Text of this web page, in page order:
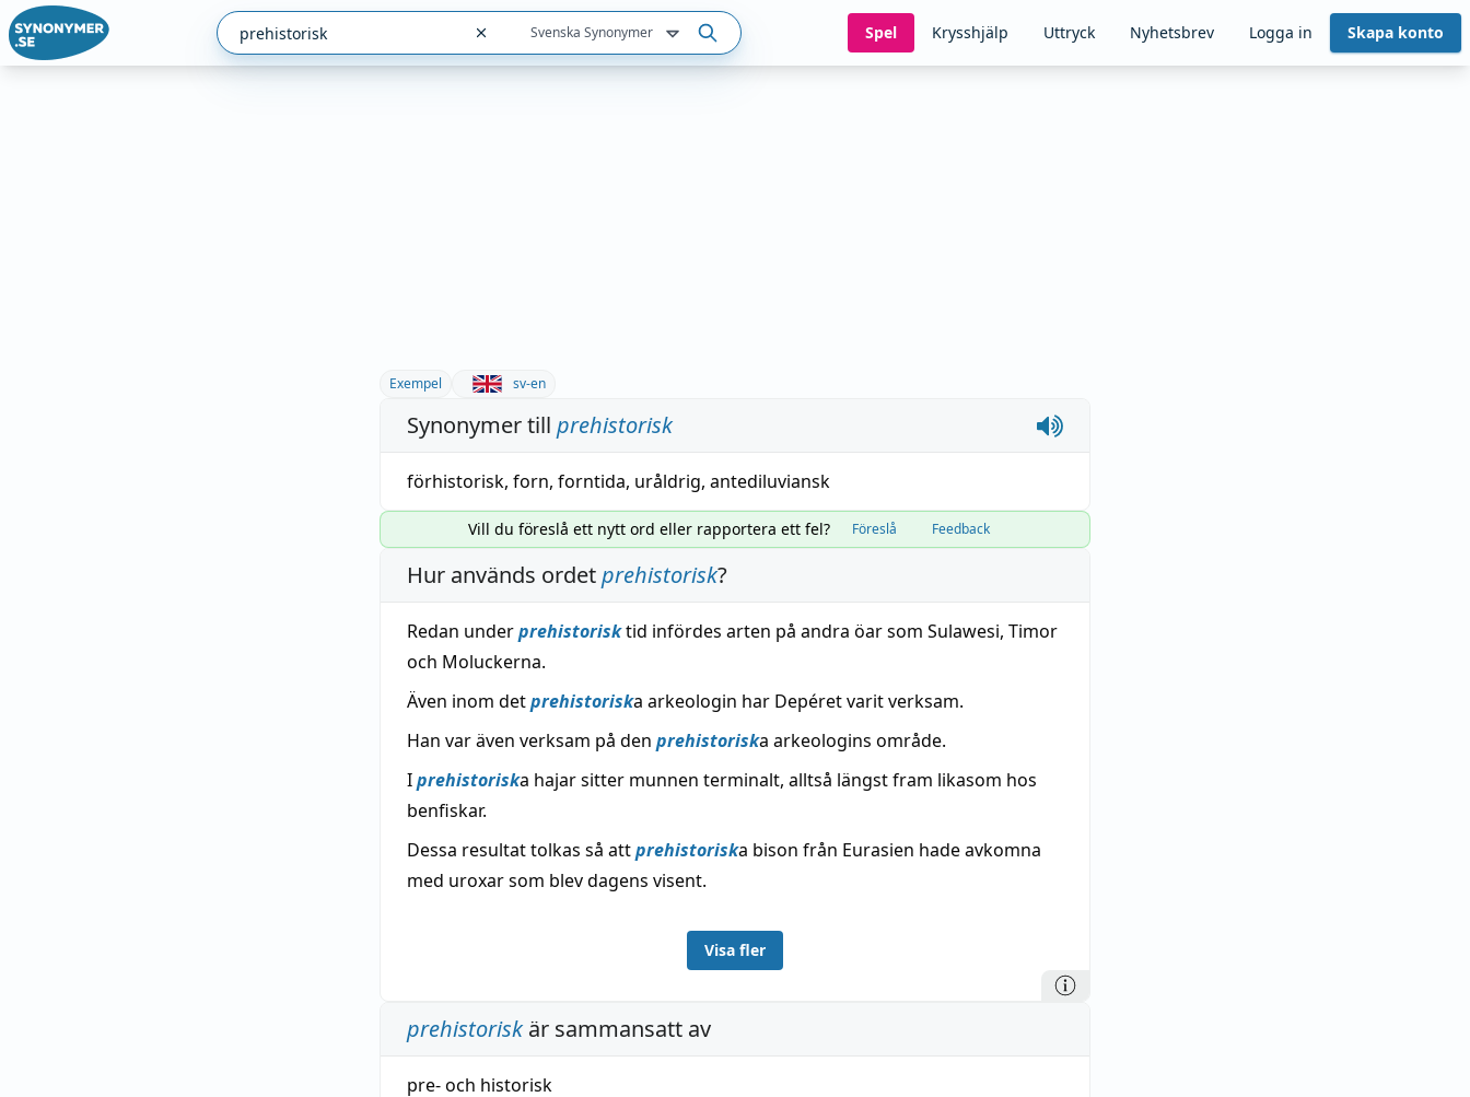
Svenska Synonymer Spel Krysshjälp Uttryck Nyhetsbrev Logga in Skapa konto
Exempel sv-en
Synonymer till prehistorisk
förhistorisk, forn, forntida, uråldrig, antediluviansk
Vill du föreslå ett nytt ord eller rapportera ett fel? Föreslå Feedback
Hur används ordetprehistorisk?
Redan underprehistorisktid infördes arten på andra öar som Sulawesi, Timor
och Moluckerna.
Även inom detprehistoriska arkeologin har Depéret varit verksam.
Han var även verksam på den prehistoriska arkeologins område.
Iprehistoriska hajar sitter munnen terminalt, alltså längst fram likasom hos
benfiskar.
Dessa resultat tolkas så attprehistoriska bison från Eurasien hade avkomna
med uroxar som blev dagens visent.
Visa fler
prehistoriskär sammansatt av
pre-och historisk